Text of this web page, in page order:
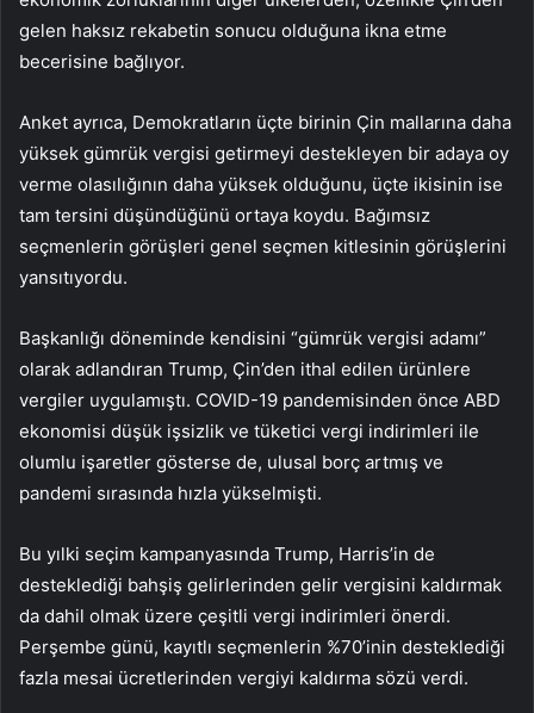
gelen haksız rekabetin sonucu olduğuna ikna etme
becerisine bağlıyor.
Anket ayrıca, Demokratların üçte birinin Çin mallarına daha
yüksek gümrük vergisi getirmeyi destekleyen bir adaya oy
verme olasılığının daha yüksek olduğunu, üçte ikisinin ise
tam tersini düşündüğünü ortaya koydu. Bağımsız
seçmenlerin görüşleri genel seçmen kitlesinin görüşlerini
yansıtıyordu.
Başkanlığı döneminde kendisini “gümrük vergisi adamı”
olarak adlandıran Trump, Çin’den ithal edilen ürünlere
vergiler uygulamıştı. COVID-19 pandemisinden önce ABD
ekonomisi düşük işsizlik ve tüketici vergi indirimleri ile
olumlu işaretler gösterse de, ulusal borç artmış ve
pandemi sırasında hızla yükselmişti.
Bu yılki seçim kampanyasında Trump, Harris’in de
desteklediği bahşiş gelirlerinden gelir vergisini kaldırmak
da dahil olmak üzere çeşitli vergi indirimleri önerdi.
Perşembe günü, kayıtlı seçmenlerin %70’inin desteklediği
fazla mesai ücretlerinden vergiyi kaldırma sözü verdi.